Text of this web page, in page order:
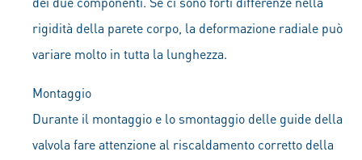
rigidità della parete corpo, la deformazione radiale può
variare molto in tutta la lunghezza.
Montaggio
Durante il montaggio e lo smontaggio delle guide della
valvola fare attenzione al riscaldamento corretto della